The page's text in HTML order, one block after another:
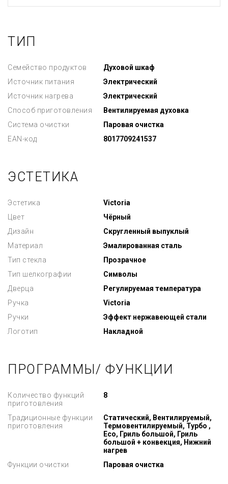
ТИП
Семейство продуктов
Духовой шкаф
Источник питания
Электрический
Источник нагрева
Электрический
Способ приготовления
Вентилируемая духовка
Система очистки
Паровая очистка
EAN-код
8017709241537
ЭСТЕТИКА
Эстетика
Victoria
Цвет
Чёрный
Дизайн
Скругленный выпуклый
Материал
Эмалированная сталь
Тип стекла
Прозрачное
Тип шелкографии
Символы
Дверца
Регулируемая температура
Ручка
Victoria
Ручки
Эффект нержавеющей стали
Логотип
Накладной
ПРОГРАММЫ/ ФУНКЦИИ
Количество функций
приготовления
8
Традиционные функции
приготовления
Статический, Вентилируемый,
Термовентилируемый, Турбо ,
Eco, Гриль большой, Гриль
большой + конвекция, Нижний
нагрев
Функции очистки
Паровая очистка